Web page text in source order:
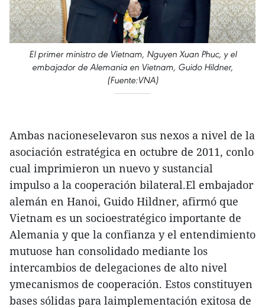
El primer ministro de Vietnam, Nguyen Xuan Phuc, y el
embajador de Alemania en Vietnam, Guido Hildner,
(Fuente:VNA)
Ambas nacioneselevaron sus nexos a nivel de la
asociación estratégica en octubre de 2011, conlo
cual imprimieron un nuevo y sustancial
impulso a la cooperación bilateral.El embajador
alemán en Hanoi, Guido Hildner, afirmó que
Vietnam es un socioestratégico importante de
Alemania y que la confianza y el entendimiento
mutuose han consolidado mediante los
intercambios de delegaciones de alto nivel
ymecanismos de cooperación. Estos constituyen
bases sólidas para laimplementación exitosa de